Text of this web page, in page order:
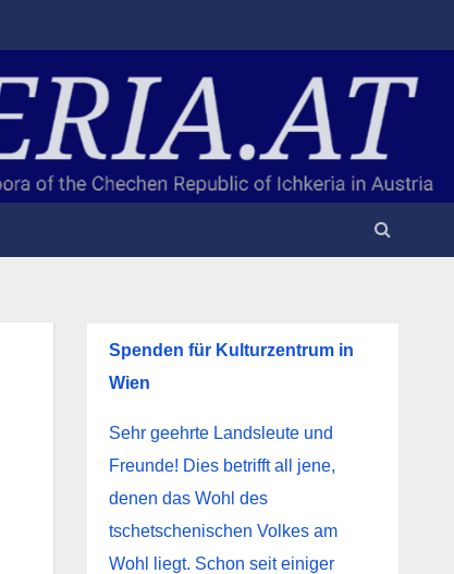
Spenden für Kulturzentrum in
Wien
Sehr geehrte Landsleute und
Freunde! Dies betrifft all jene,
denen das Wohl des
tschetschenischen Volkes am
Wohl liegt. Schon seit einiger